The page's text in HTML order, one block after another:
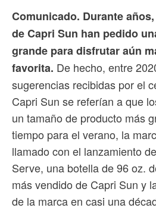
Comunicado. Durante
de Capri Sun han pedido
grande para disfrutar aún
favorita. De hecho, entre
sugerencias recibidas por el
Capri Sun se referían a que
un tamaño de producto más
tiempo para el verano, la
llamado con el lanzamiento
Serve, una botella de 96 oz.
más vendido de Capri Sun y
de la marca en casi una